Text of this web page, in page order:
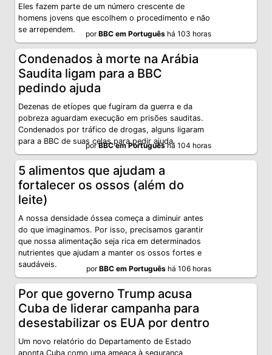
Eles fazem parte de um número crescente de
homens jovens que escolhem o procedimento e não
se arrependem.
porBBC em Português há 103 horas
Condenados à morte na Arábia
Saudita ligam para a BBC
pedindo ajuda
Dezenas de etíopes que fugiram da guerra e da
pobreza aguardam execução em prisões sauditas.
Condenados por tráfico de drogas, alguns ligaram
para a BBC de suas celas para pedir ajuda.
porBBC em Portuguêshá 104 horas
5 alimentos que ajudam a
fortalecer os ossos (além do
leite)
A nossa densidade óssea começa a diminuir antes
do que imaginamos. Por isso, precisamos garantir
que nossa alimentação seja rica em determinados
nutrientes que ajudam a manter os ossos fortes e
saudáveis.
porBBC em Português há 106 horas
Por que governo Trump acusa
Cuba de liderar campanha para
desestabilizar os EUA por dentro
Um novo relatório do Departamento de Estado
aponta Cuba como uma ameaça à segurança